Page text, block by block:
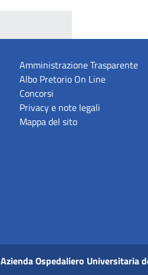
Amministrazione Trasparente
Albo Pretorio On Line
Concorsi
Privacy e note legali
Mappa del sito
Azienda Ospedaliero Universitaria